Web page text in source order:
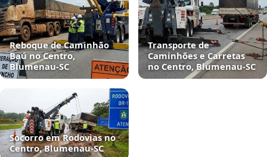
Reboque de Caminhão
Baú no Centro,
Blumenau‑SC
Transporte de
Caminhões e Carretas
no Centro, Blumenau‑SC
Socorro em Rodovias no
Centro, Blumenau‑SC